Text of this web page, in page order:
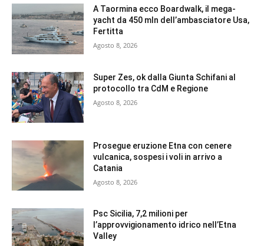
A Taormina ecco Boardwalk, il mega-
yacht da 450 mln dell’ambasciatore Usa,
Fertitta
Agosto 8, 2026
Super Zes, ok dalla Giunta Schifani al
protocollo tra CdM e Regione
Agosto 8, 2026
Prosegue eruzione Etna con cenere
vulcanica, sospesi i voli in arrivo a
Catania
Agosto 8, 2026
Psc Sicilia, 7,2 milioni per
l’approvvigionamento idrico nell’Etna
Valley